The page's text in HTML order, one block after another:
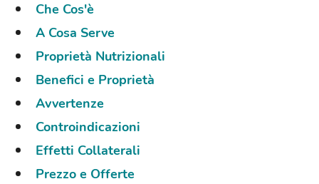
Che Cos'è
A Cosa Serve
Proprietà Nutrizionali
Benefici e Proprietà
Avvertenze
Controindicazioni
Effetti Collaterali
Prezzo e Offerte